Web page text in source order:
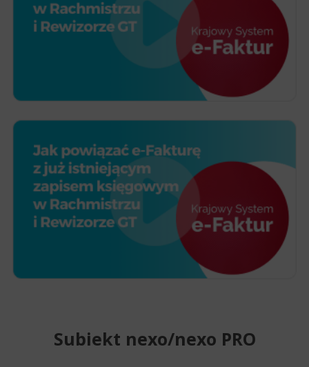
Subiekt nexo/nexo PRO